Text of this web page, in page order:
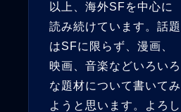
以上、海外SFを中心に
読み続けています。話題
はSFに限らず、漫画、
映画、音楽などいろいろ
な題材について書いてみ
ようと思います。よろし